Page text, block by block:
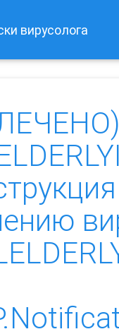
вирусолога